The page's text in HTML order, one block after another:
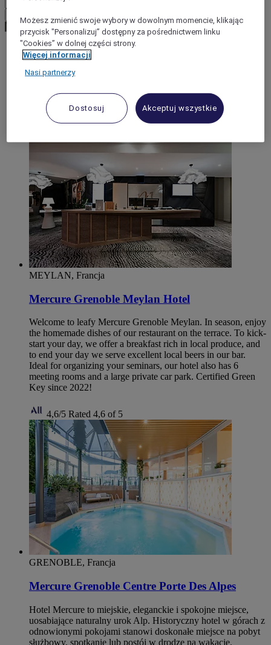
World
Europe
Rhone-Alps
ISERE
Voreppe
MEYLAN, Francja
Mercure Grenoble Meylan Hotel
Welcome to leafy Mercure Grenoble Meylan. In season, enjoy
the homemade dishes of our restaurant on the terrace. To kick-
start your day, we offer a breakfast rich in local produce, and
to end your day we serve excellent local beers in our bar.
Ideal for organizing your seminars, our hotel also has 6
meeting rooms and a large private car park. Certified Green
Key since 2022!
4,6/5 Rated 4,6 of 5
GRENOBLE, Francja
Mercure Grenoble Centre Porte Des Alpes
Hotel Mercure to miejskie, eleganckie i spokojne miejsce,
uosabiające naturalny urok Alp. Historyczny hotel w górach z
odnowionymi pokojami stanowi doskonałe miejsce na pobyt
służbowy, spotkanie lub postój w drodze na wakacje.
Możesz zmienić swoje wybory w dowolnym momencie, klikając
przycisk "Personalizuj” dostępny za pośrednictwem linku
"Cookies” w dolnej części strony.
Więcej informacji
Nasi partnerzy
Dostosuj Akceptuj wszystkie